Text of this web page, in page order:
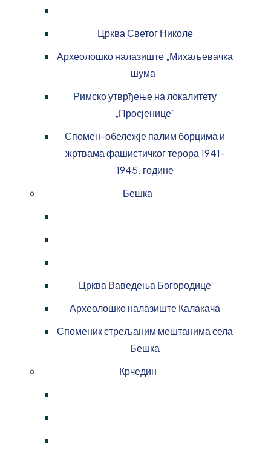
Црква Светог Николе
Археолошко налазиште „Михаљевачка
шума”
Римско утврђење на локалитету
„Просјенице”
Спомен-обележје палим борцима и
жртвама фашистичког терора 1941-
1945. године
Бешка
Црква Ваведења Богородице
Археолошко налазиште Калакача
Споменик стрељаним мештанима села
Бешка
Крчедин